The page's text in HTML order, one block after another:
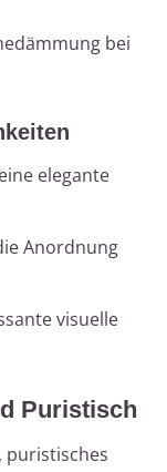
bei
elegante
Anordnung
visuelle
Puristisch
puristisches